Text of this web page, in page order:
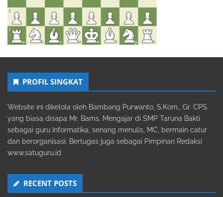
PROFIL SINGKAT
Website ini dikelola oleh Bambang Purwanto, S.Kom., Gr. CPS.
yang biasa disapa Mr. Bams. Mengajar di SMP Taruna Bakti
sebagai guru Informatika, senang menulis, MC, bermain catur
dan berorganisasi. Bertugas juga sebagai Pimpinan Redaksi
www.satuguru.id
RECENT POSTS